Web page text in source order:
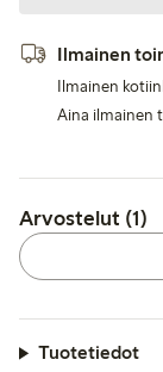
Ilmainen
Ilmainen
Aina ilmainen
Arvostelut (1)
Tuotetiedot